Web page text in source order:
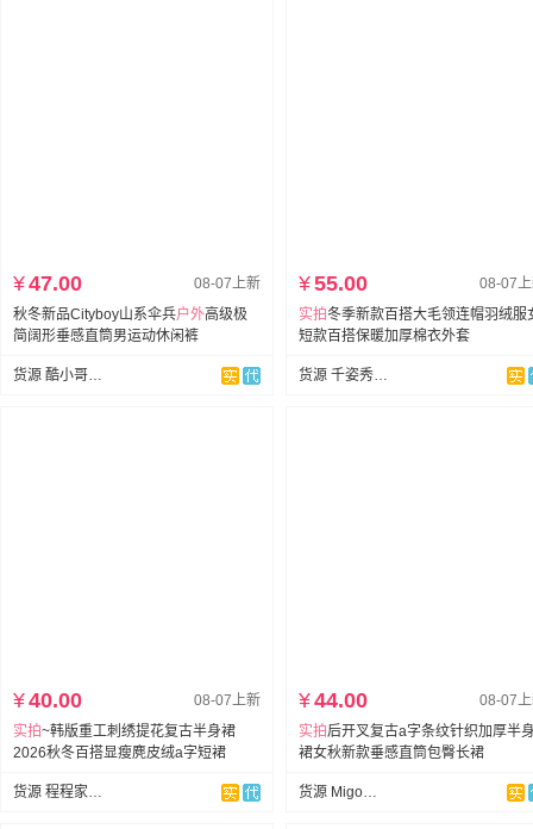
08-07上新
¥47.00
秋冬新品Cityboy山系伞兵户外高级极
简阔形垂感直筒男运动休闲裤
货源 酷小哥服饰实拍
08-07
¥55.00
实拍冬季新款百搭大毛领连帽羽绒服
短款百搭保暖加厚棉衣外套
货源 千姿秀供应链
08-07上新
¥40.00
实拍~韩版重工刺绣提花复古半身裙
2026秋冬百搭显瘦麂皮绒a字短裙
货源 程程家网络服饰
08-07
¥44.00
实拍后开叉复古a字条纹针织加厚半
裙女秋新款垂感直筒包臀长裙
货源 Migo小米果